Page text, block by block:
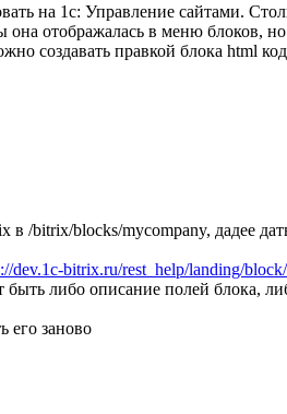
на 1с: Управление сайтами.
отображалась в меню блоков,
создавать правкой блока html
/bitrix/blocks/mycompany, дадее
dev.1c-bitrix.ru/rest_help/landing/
либо описание полей блока,
его заново